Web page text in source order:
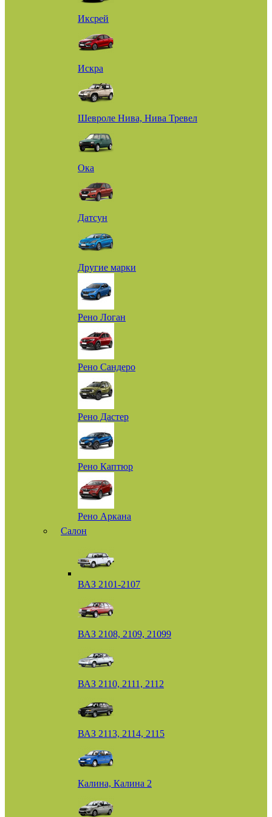
Иксрей
Искра
Шевроле Нива, Нива Тревел
Ока
Датсун
Другие марки
Рено Логан
Рено Сандеро
Рено Дастер
Рено Каптюр
Рено Аркана
Салон
ВАЗ 2101-2107
ВАЗ 2108, 2109, 21099
ВАЗ 2110, 2111, 2112
ВАЗ 2113, 2114, 2115
Калина, Калина 2